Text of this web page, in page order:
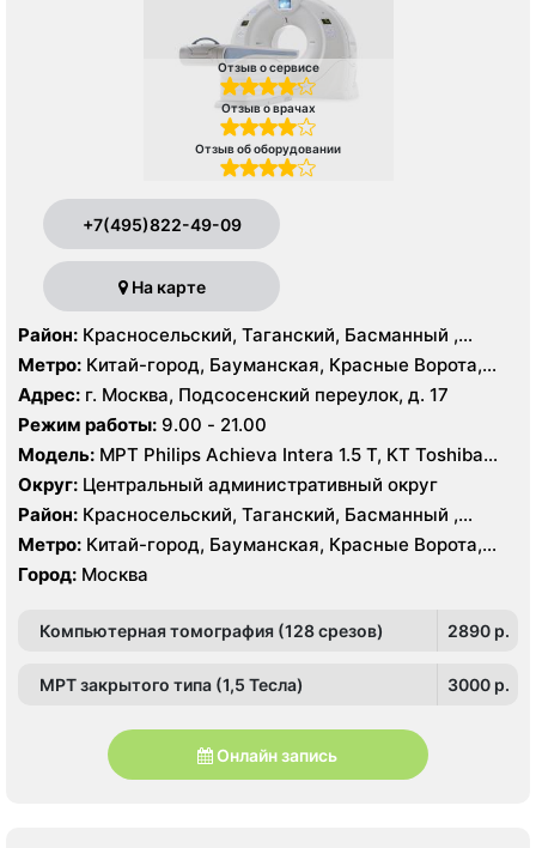
Отзыв о сервисе
Отзыв о врачах
Отзыв об оборудовании
+7(495)822-49-09
На карте
Район: Красносельский, Таганский, Басманный ,
Тверской
Метро: Китай-город, Бауманская, Красные Ворота,
Кузнецкий мост, Курская, Лубянка, Площадь Ильича,
Сретенский бульвар, Таганская, Чкаловская
Адрес: г. Москва, Подсосенский переулок, д. 17
Режим работы: 9.00 - 21.00
Модель: МРТ Philips Achieva Intera 1.5 T, КТ Toshiba
Aquilion CXL 128 срезов, УЗИ
Округ: Центральный административный округ
Район: Красносельский, Таганский, Басманный ,
Тверской
Метро: Китай-город, Бауманская, Красные Ворота,
Кузнецкий мост, Курская, Лубянка, Площадь Ильича,
Сретенский бульвар, Таганская, Чкаловская
Город: Москва
Компьютерная томография (128 срезов) 2890 p.
МРТ закрытого типа (1,5 Тесла) 3000 p.
Онлайн запись